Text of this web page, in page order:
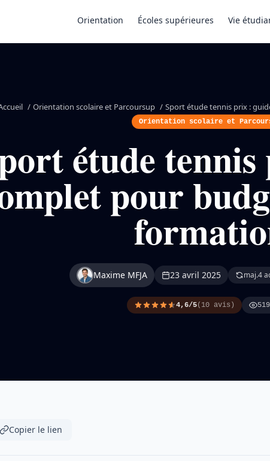
Orientation Écoles supérieures Vie
/ Orientation scolaire et Parcoursup / Sport étude tennis prix :
Orientation scolaire et
étude
pour
Maxime MFJA 23 avril 2025 maj.4
4,6/5(10 avis) 519
Copier le lien